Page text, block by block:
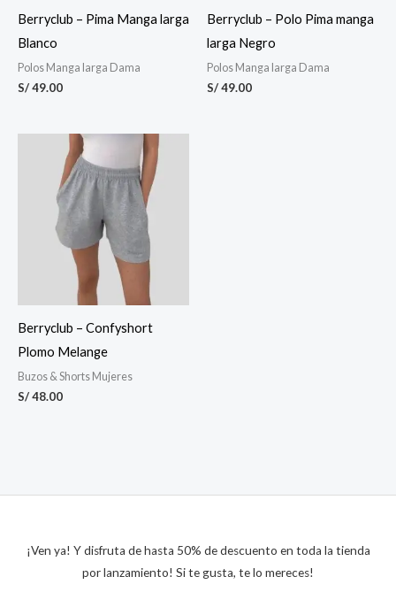
Berryclub – Pima Manga larga
Blanco
Polos Manga larga Dama
S/49.00
Berryclub – Polo Pima manga
larga Negro
Polos Manga larga Dama
S/49.00
Berryclub – Confyshort
Plomo Melange
Buzos & Shorts Mujeres
S/48.00
¡Ven ya! Y disfruta de hasta 50% de descuento en toda la tienda
por lanzamiento! Si te gusta, te lo mereces!